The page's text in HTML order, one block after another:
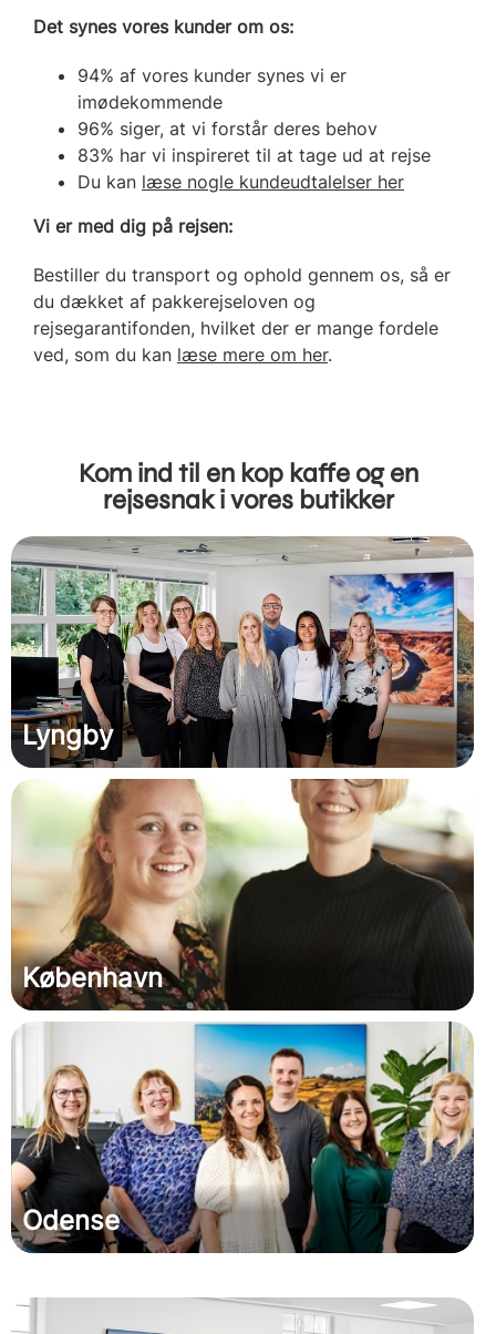
Det synes vores kunder om os:
94% af vores kunder synes vi er
imødekommende
96% siger, at vi forstår deres behov
83% har vi inspireret til at tage ud at rejse
Du kan læse nogle kundeudtalelser her
Vi er med dig på rejsen:
Bestiller du transport og ophold gennem os, så er
du dækket af pakkerejseloven og
rejsegarantifonden, hvilket der er mange fordele
ved, som du kan læse mere om her.
Kom ind til en kop kaffe og en
rejsesnak i vores butikker
Lyngby
København
Odense